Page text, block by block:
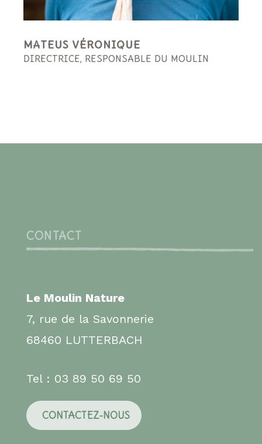
MATEUS VÉRONIQUE
DIRECTRICE, RESPONSABLE DU MOULIN
CONTACT
Le Moulin Nature
7, rue de la Savonnerie
68460 LUTTERBACH
Tel : 03 89 50 69 50
CONTACTEZ-NOUS